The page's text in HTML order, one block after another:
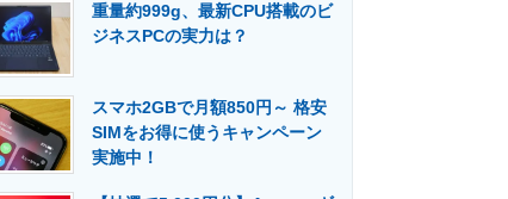
を支援
ィア 建設×テクノロジーの最前線
重量約999g、最新CPU搭載のビ
ジネスPCの実力は？
スマホ2GBで月額850円～ 格安
SIMをお得に使うキャンペーン
実施中！